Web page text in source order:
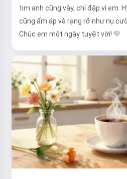
tim anh cũng vậy, chỉ đập vì em.
cũng ấm áp và rạng rỡ như nụ
Chúc em một ngày tuyệt vời! 💛